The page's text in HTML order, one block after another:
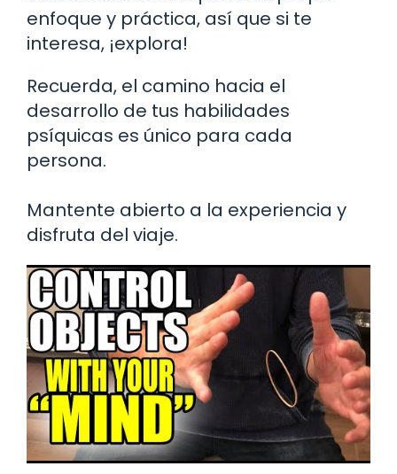
enfoque y práctica, así que si te
interesa, ¡explora!
Recuerda, el camino hacia el
desarrollo de tus habilidades
psíquicas es único para cada
persona.
Mantente abierto a la experiencia y
disfruta del viaje.